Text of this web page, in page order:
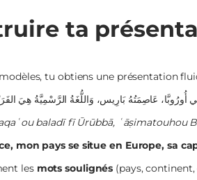
ta
tu obtiens une présentation
baladī fī Ūrūbbā, ʿāṣimatouhou
mon pays se situe en Europe, sa
les mots soulignés (pays,